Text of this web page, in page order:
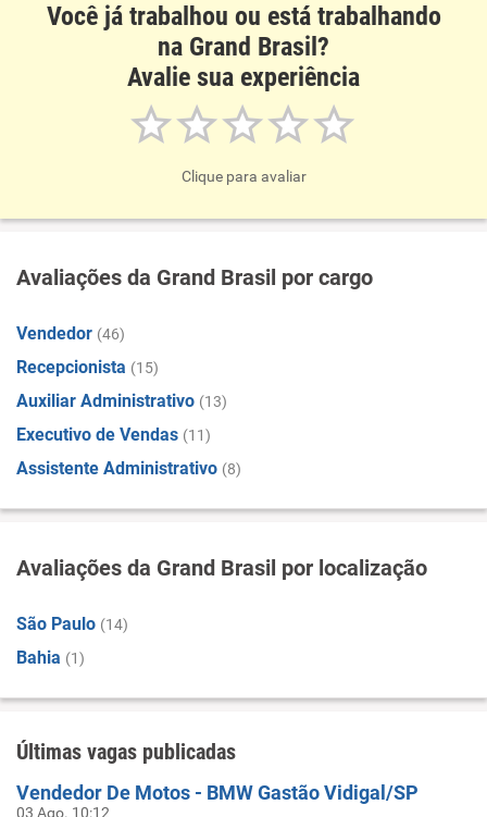
Benefícios
Recomenda esta empresa
Você já trabalhou ou está trabalhando
na Grand Brasil?
Avalie sua experiência
Clique para avaliar
Avaliações da Grand Brasil por cargo
Vendedor (46)
Recepcionista (15)
Auxiliar Administrativo (13)
Executivo de Vendas (11)
Assistente Administrativo (8)
Avaliações da Grand Brasil por localização
São Paulo (14)
Bahia (1)
Últimas vagas publicadas
Vendedor De Motos - BMW Gastão Vidigal/SP
03 Ago. 10:12